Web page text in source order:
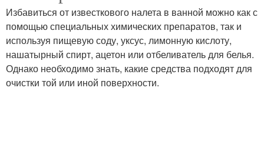
Избавиться от известкового налета в ванной можно как с
помощью специальных химических препаратов, так и
используя пищевую соду, уксус, лимонную кислоту,
нашатырный спирт, ацетон или отбеливатель для белья.
Однако необходимо знать, какие средства подходят для
очистки той или иной поверхности.